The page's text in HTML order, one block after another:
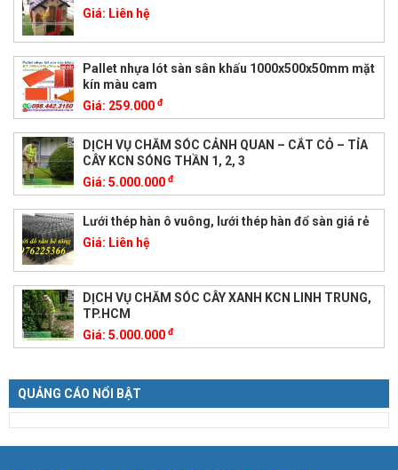
Giá: Liên hệ
Pallet nhựa lót sàn sân khấu 1000x500x50mm mặt
kín màu cam
Giá: 259.000 đ
DỊCH VỤ CHĂM SÓC CẢNH QUAN – CẮT CỎ – TỈA
CÂY KCN SÓNG THẦN 1, 2, 3
Giá: 5.000.000 đ
Lưới thép hàn ô vuông, lưới thép hàn đổ sàn giá rẻ
Giá: Liên hệ
DỊCH VỤ CHĂM SÓC CÂY XANH KCN LINH TRUNG,
TP.HCM
Giá: 5.000.000 đ
QUẢNG CÁO NỔI BẬT